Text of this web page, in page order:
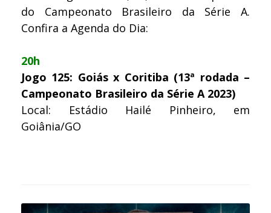
do Campeonato Brasileiro da Série A.
Confira a Agenda do Dia:
20h
Jogo 125: Goiás x Coritiba (13ª rodada –
Campeonato Brasileiro da Série A 2023)
Local: Estádio Hailé Pinheiro, em
Goiânia/GO